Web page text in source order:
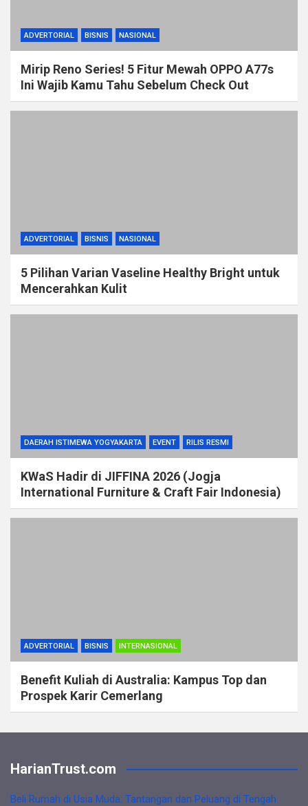
ADVERTORIAL BISNIS NASIONAL
Mirip Reno Series! 5 Fitur Mewah OPPO A77s
Ini Wajib Kamu Tahu Sebelum Check Out
ADVERTORIAL BISNIS NASIONAL
5 Pilihan Varian Vaseline Healthy Bright untuk
Mencerahkan Kulit
DAERAH ISTIMEWA YOGYAKARTA EVENT RILIS RESMI
KWaS Hadir di JIFFINA 2026 (Jogja
International Furniture & Craft Fair Indonesia)
ADVERTORIAL BISNIS INTERNASIONAL
Benefit Kuliah di Australia: Kampus Top dan
Prospek Karir Cemerlang
HarianTrust.com
Beli Rumah di Usia Muda: Tantangan dan Peluang di Tengah